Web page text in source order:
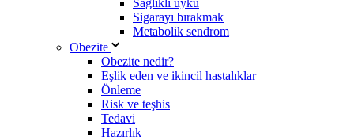
Sigarayı bırakmak
Metabolik sendrom
Obezite
Obezite nedir?
Eşlik eden ve ikincil hastalıklar
Önleme
Risk ve teşhis
Tedavi
Hazırlık